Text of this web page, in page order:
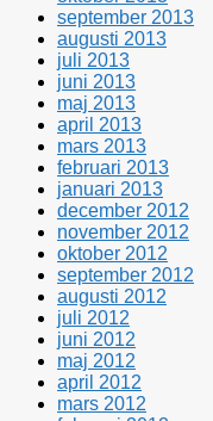
september 2013
augusti 2013
juli 2013
juni 2013
maj 2013
april 2013
mars 2013
februari 2013
januari 2013
december 2012
november 2012
oktober 2012
september 2012
augusti 2012
juli 2012
juni 2012
maj 2012
april 2012
mars 2012